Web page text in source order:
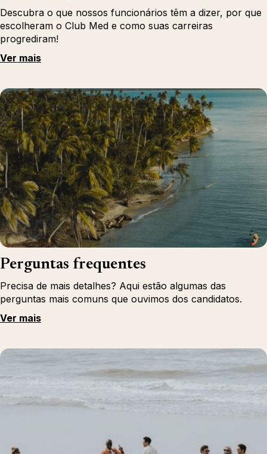
Descubra o que nossos funcionários têm a dizer, por que
escolheram o Club Med e como suas carreiras
progrediram!
Ver mais
Perguntas frequentes
Precisa de mais detalhes? Aqui estão algumas das
perguntas mais comuns que ouvimos dos candidatos.
Ver mais